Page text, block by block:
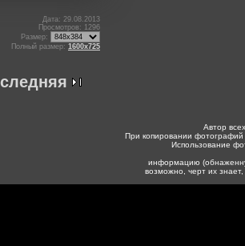
Дата: 29.08.2013
Просмотров: 1296
Размер:
Полный размер: 1600x725
Автор
При копировании
Использование
информацию
возможно, черт их